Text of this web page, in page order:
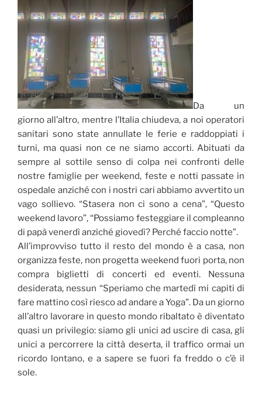
Da un
giorno all’altro, mentre l’Italia chiudeva, a noi operatori
sanitari sono state annullate le ferie e raddoppiati i
turni, ma quasi non ce ne siamo accorti. Abituati da
sempre al sottile senso di colpa nei confronti delle
nostre famiglie per weekend, feste e notti passate in
ospedale anziché con i nostri cari abbiamo avvertito un
vago sollievo. “Stasera non ci sono a cena”, “Questo
weekend lavoro”, “Possiamo festeggiare il compleanno
di papà venerdì anziché giovedì? Perché faccio notte”.
All’improvviso tutto il resto del mondo è a casa, non
organizza feste, non progetta weekend fuori porta, non
compra biglietti di concerti ed eventi. Nessuna
desiderata, nessun “Speriamo che martedì mi capiti di
fare mattino così riesco ad andare a Yoga”. Da un giorno
all’altro lavorare in questo mondo ribaltato è diventato
quasi un privilegio: siamo gli unici ad uscire di casa, gli
unici a percorrere la città deserta, il traffico ormai un
ricordo lontano, e a sapere se fuori fa freddo o c’è il
sole.